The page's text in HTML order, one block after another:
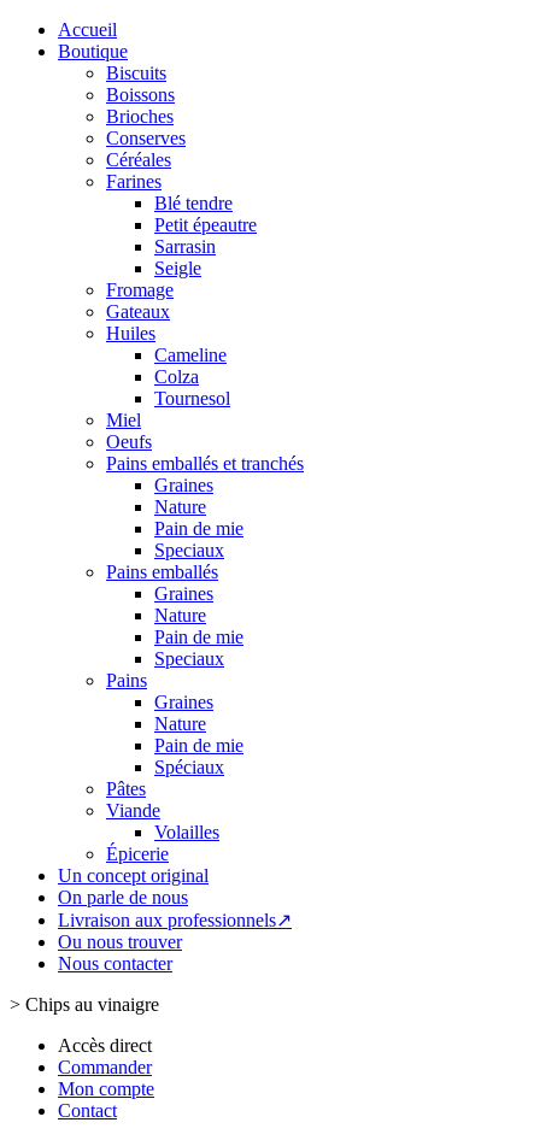
Accueil
Boutique
Biscuits
Boissons
Brioches
Conserves
Céréales
Farines
Blé tendre
Petit épeautre
Sarrasin
Seigle
Fromage
Gateaux
Huiles
Cameline
Colza
Tournesol
Miel
Oeufs
Pains emballés et tranchés
Graines
Nature
Pain de mie
Speciaux
Pains emballés
Graines
Nature
Pain de mie
Speciaux
Pains
Graines
Nature
Pain de mie
Spéciaux
Pâtes
Viande
Volailles
Épicerie
Un concept original
On parle de nous
Livraison aux professionnels↗
Ou nous trouver
Nous contacter
> Chips au vinaigre
Accès direct
Commander
Mon compte
Contact